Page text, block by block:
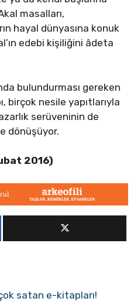
masalları,
hayal dünyasına konuk
edebi kişiliğini âdeta
bulundurması gereken
birçok nesile yapıtlarıyla
serüveninin de
dönüşüyor.
2016)
satan e-kitapları!